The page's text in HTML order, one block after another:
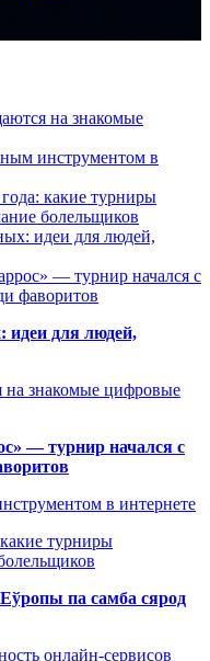
на знакомые
инструментом в
какие турниры
болельщиков
идеи для людей,
— турнир начался с
фаворитов
идеи для людей,
на знакомые цифровые
— турнир начался с
в интернете
турниры
па самба сярод
онлайн-сервисов